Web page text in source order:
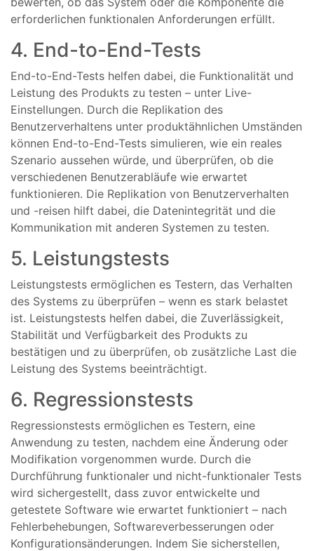
erforderlichen funktionalen Anforderungen erfüllt.
4. End-to-End-Tests
End-to-End-Tests helfen dabei, die Funktionalität und
Leistung des Produkts zu testen – unter Live-
Einstellungen. Durch die Replikation des
Benutzerverhaltens unter produktähnlichen Umständen
können End-to-End-Tests simulieren, wie ein reales
Szenario aussehen würde, und überprüfen, ob die
verschiedenen Benutzerabläufe wie erwartet
funktionieren. Die Replikation von Benutzerverhalten
und -reisen hilft dabei, die Datenintegrität und die
Kommunikation mit anderen Systemen zu testen.
5. Leistungstests
Leistungstests ermöglichen es Testern, das Verhalten
des Systems zu überprüfen – wenn es stark belastet
ist. Leistungstests helfen dabei, die Zuverlässigkeit,
Stabilität und Verfügbarkeit des Produkts zu
bestätigen und zu überprüfen, ob zusätzliche Last die
Leistung des Systems beeinträchtigt.
6. Regressionstests
Regressionstests ermöglichen es Testern, eine
Anwendung zu testen, nachdem eine Änderung oder
Modifikation vorgenommen wurde. Durch die
Durchführung funktionaler und nicht-funktionaler Tests
wird sichergestellt, dass zuvor entwickelte und
getestete Software wie erwartet funktioniert – nach
Fehlerbehebungen, Softwareverbesserungen oder
Konfigurationsänderungen. Indem Sie sicherstellen,